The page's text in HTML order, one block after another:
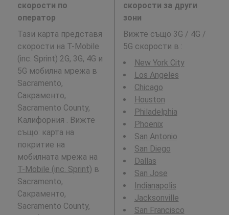
скорости по
оператор
Тази карта представя
скорости на T-Mobile
(inc. Sprint) 2G, 3G, 4G и
5G мобилна мрежа в
Sacramento,
Сакраменто,
Sacramento County,
Калифорния . Вижте
също: карта на
покритие на
мобилната мрежа на
T-Mobile (inc. Sprint) в
Sacramento,
Сакраменто,
Sacramento County,
скорости за други
зони
Вижте също 3G / 4G /
5G скорости в :
New York City
Los Angeles
Chicago
Houston
Philadelphia
Phoenix
San Antonio
San Diego
Dallas
San Jose
Indianapolis
Jacksonville
San Francisco